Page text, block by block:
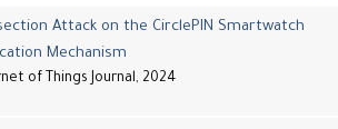
Attack on the CirclePIN Smartwatch
Mechanism
of Things Journal, 2024